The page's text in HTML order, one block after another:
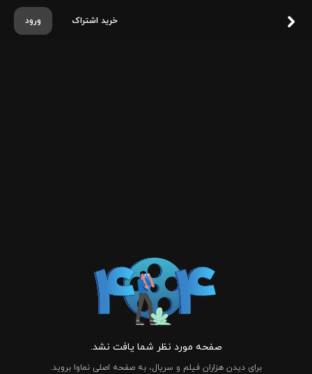
ورود خرید اشتراک
صفحه مورد نظر شما یافت نشد.
برای دیدن هزاران فیلم و سریال، به صفحه اصلی نماوا بروید.